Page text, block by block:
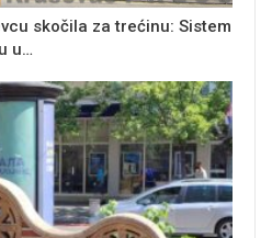
skočila za trećinu: Sistem
u…